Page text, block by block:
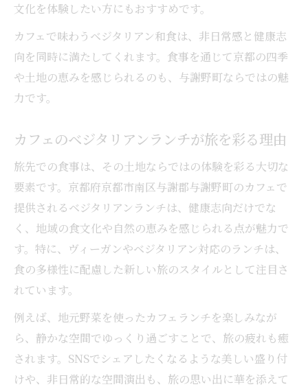
文化を体験したい方にもおすすめです。
カフェで味わうベジタリアン和食は、非日常感と健康志
向を同時に満たしてくれます。食事を通じて京都の四季
や土地の恵みを感じられるのも、与謝野町ならではの魅
力です。
カフェのベジタリアンランチが旅を彩る理由
旅先での食事は、その土地ならではの体験を彩る大切な
要素です。京都府京都市南区与謝郡与謝野町のカフェで
提供されるベジタリアンランチは、健康志向だけでな
く、地域の食文化や自然の恵みを感じられる点が魅力で
す。特に、ヴィーガンやベジタリアン対応のランチは、
食の多様性に配慮した新しい旅のスタイルとして注目さ
れています。
例えば、地元野菜を使ったカフェランチを楽しみなが
ら、静かな空間でゆっくり過ごすことで、旅の疲れも癒
されます。SNSでシェアしたくなるような美しい盛り付
けや、非日常的な空間演出も、旅の思い出に華を添えて